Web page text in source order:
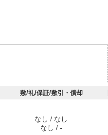
敷/礼/保証/敷引・償却
なし / なし
なし / -